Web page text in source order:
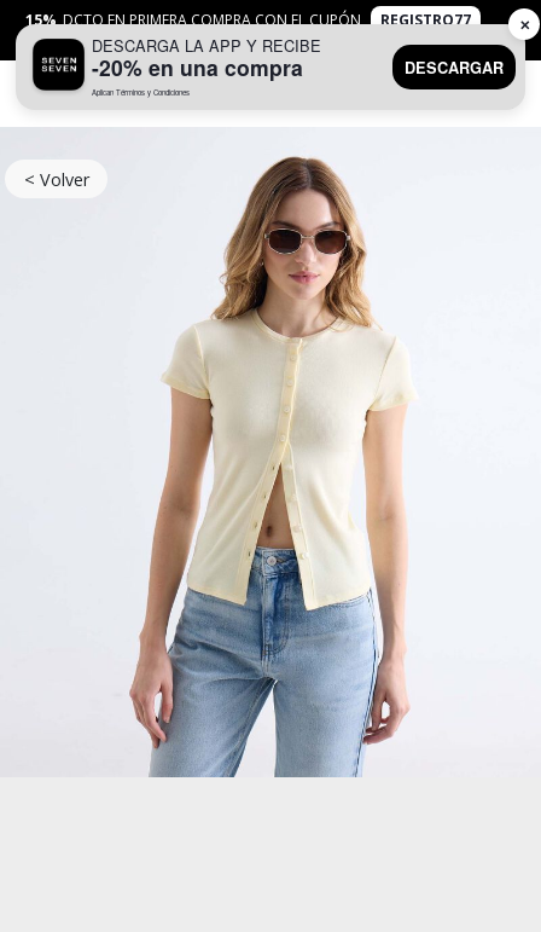
15% DCTO EN PRIMERA COMPRA CON EL CUPÓN
REGISTRO77
APLICANTYC
< Volver
DESCARGA LA APP Y RECIBE
-20% en una compra
Aplican Términos y Condiciones
DESCARGAR
✕